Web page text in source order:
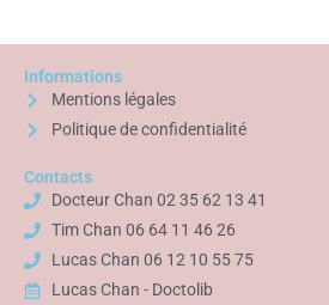
Informations
Mentions légales
Politique de confidentialité
Contacts
Docteur Chan 02 35 62 13 41
Tim Chan 06 64 11 46 26
Lucas Chan 06 12 10 55 75
Lucas Chan - Doctolib